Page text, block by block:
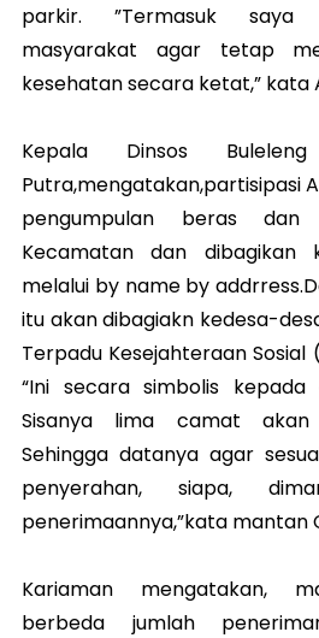
parkir. ”Termasuk saya
masyarakat agar tetap
kesehatan secara ketat,” kata
Kepala Dinsos
Putra,mengatakan,partisipasi
pengumpulan beras dan
Kecamatan dan dibagikan
melalui by name by
itu akan dibagiakn kedesa-
Terpadu Kesejahteraan Sosial
“Ini secara simbolis
Sisanya lima camat akan
Sehingga datanya agar
penyerahan, siapa,
penerimaannya,”kata mantan
Kariaman mengatakan,
berbeda jumlah